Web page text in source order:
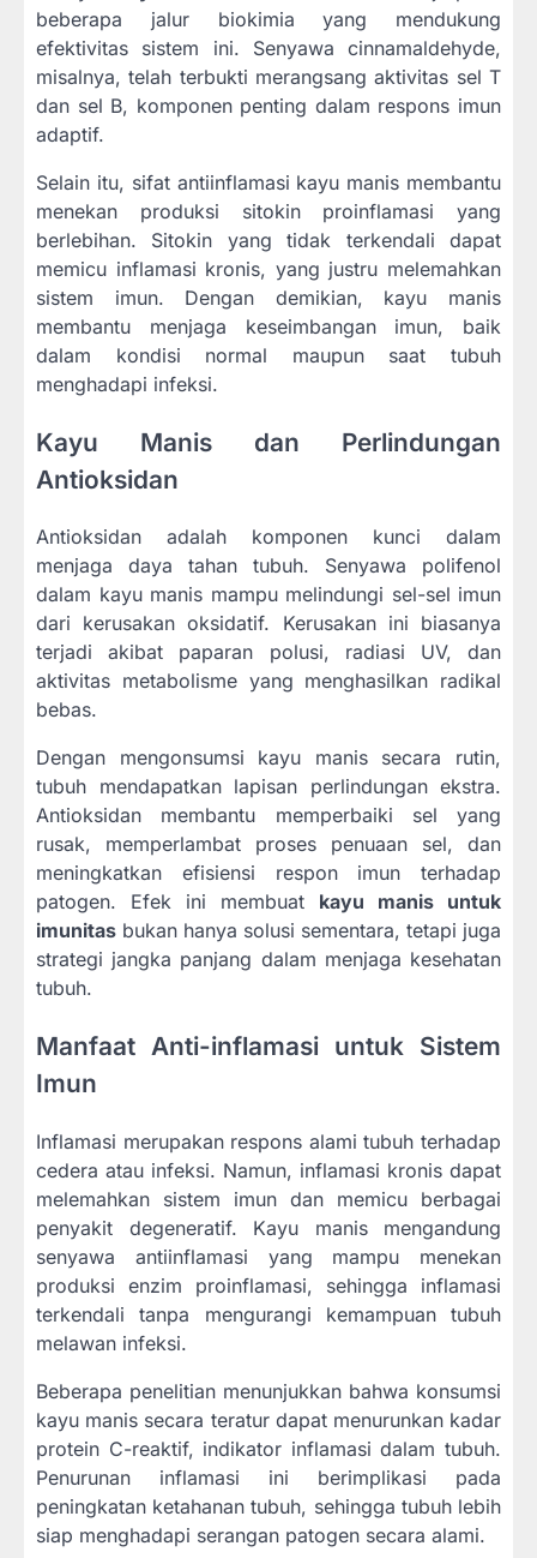
beberapa jalur biokimia yang mendukung
efektivitas sistem ini. Senyawa cinnamaldehyde,
misalnya, telah terbukti merangsang aktivitas sel T
dan sel B, komponen penting dalam respons imun
adaptif.
Selain itu, sifat antiinflamasi kayu manis membantu
menekan produksi sitokin proinflamasi yang
berlebihan. Sitokin yang tidak terkendali dapat
memicu inflamasi kronis, yang justru melemahkan
sistem imun. Dengan demikian, kayu manis
membantu menjaga keseimbangan imun, baik
dalam kondisi normal maupun saat tubuh
menghadapi infeksi.
Kayu Manis dan Perlindungan
Antioksidan
Antioksidan adalah komponen kunci dalam
menjaga daya tahan tubuh. Senyawa polifenol
dalam kayu manis mampu melindungi sel-sel imun
dari kerusakan oksidatif. Kerusakan ini biasanya
terjadi akibat paparan polusi, radiasi UV, dan
aktivitas metabolisme yang menghasilkan radikal
bebas.
Dengan mengonsumsi kayu manis secara rutin,
tubuh mendapatkan lapisan perlindungan ekstra.
Antioksidan membantu memperbaiki sel yang
rusak, memperlambat proses penuaan sel, dan
meningkatkan efisiensi respon imun terhadap
patogen. Efek ini membuat kayu manis untuk
imunitas bukan hanya solusi sementara, tetapi juga
strategi jangka panjang dalam menjaga kesehatan
tubuh.
Manfaat Anti-inflamasi untuk Sistem
Imun
Inflamasi merupakan respons alami tubuh terhadap
cedera atau infeksi. Namun, inflamasi kronis dapat
melemahkan sistem imun dan memicu berbagai
penyakit degeneratif. Kayu manis mengandung
senyawa antiinflamasi yang mampu menekan
produksi enzim proinflamasi, sehingga inflamasi
terkendali tanpa mengurangi kemampuan tubuh
melawan infeksi.
Beberapa penelitian menunjukkan bahwa konsumsi
kayu manis secara teratur dapat menurunkan kadar
protein C-reaktif, indikator inflamasi dalam tubuh.
Penurunan inflamasi ini berimplikasi pada
peningkatan ketahanan tubuh, sehingga tubuh lebih
siap menghadapi serangan patogen secara alami.